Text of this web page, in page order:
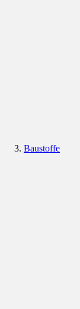
Baustoffe